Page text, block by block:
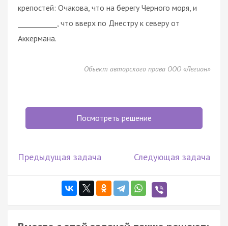
крепостей: Очакова, что на берегу Черного моря, и
___________, что вверх по Днестру к северу от
Аккермана.
Объект авторского права ООО «Легион»
Посмотреть решение
Предыдущая задача Следующая задача